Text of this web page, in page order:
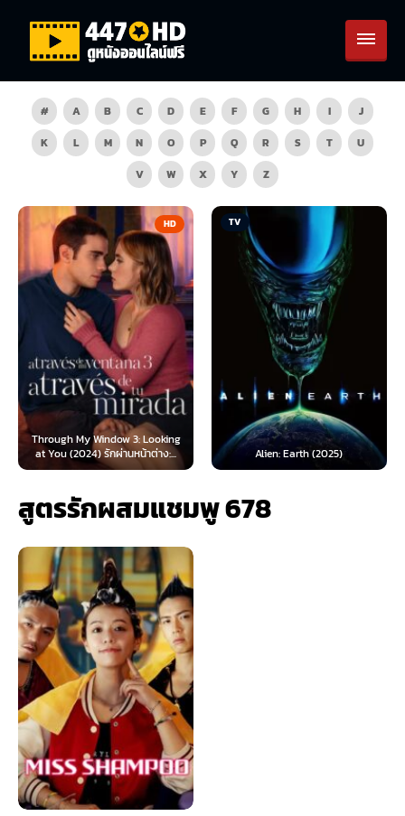
# A B C D E F G H I
J
K
L M N O P Q R S T
U
V
W X Y Z
HD
Through My Window 3: Looking
at You (2024) รักผ่านหน้าต่าง:...
TV
Alien: Earth (2025)
สูตรรักผสมแชมพู 678